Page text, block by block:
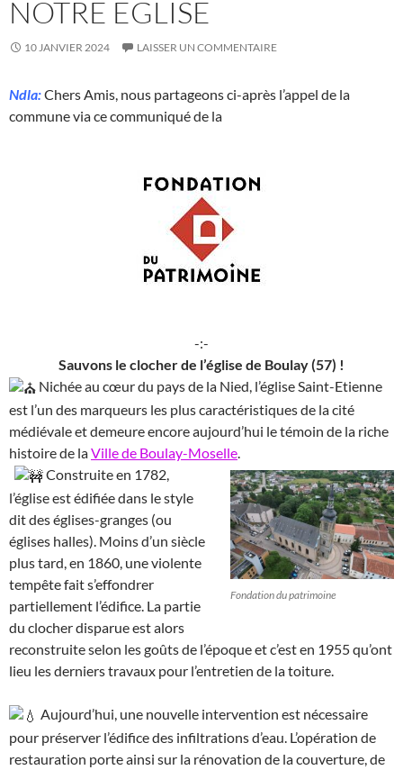
NOTRE EGLISE
10 JANVIER 2024 LAISSER UN COMMENTAIRE
Ndla:Chers Amis, nous partageons ci-après l’appel de la
commune via ce communiqué de la
-:-
Sauvons le clocher de l’église de Boulay (57) !
Nichée au cœur du pays de la Nied, l’église Saint-Etienne
est l’un des marqueurs les plus caractéristiques de la cité
médiévale et demeure encore aujourd’hui le témoin de la riche
histoire de laVille de Boulay-Moselle
Fondation du patrimoine
Construite en 1782,
l’église est édifiée dans le style
dit des églises-granges (ou
églises halles). Moins d’un siècle
plus tard, en 1860, une violente
tempête fait s’effondrer
partiellement l’édifice. La partie
du clocher disparue est alors
reconstruite selon les goûts de l’époque et c’est en 1955 qu’ont
lieu les derniers travaux pour l’entretien de la toiture.
Aujourd’hui, une nouvelle intervention est nécessaire
pour préserver l’édifice des infiltrations d’eau. L’opération de
restauration porte ainsi sur la rénovation de la couverture, de